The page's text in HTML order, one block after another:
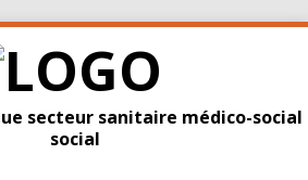
secteur sanitaire médico-social
social